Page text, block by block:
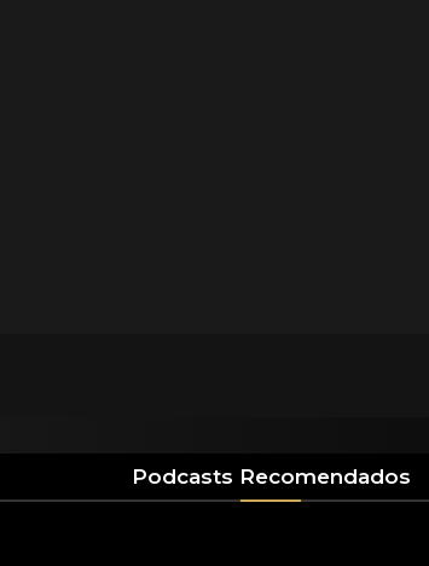
Podcasts Recomendados